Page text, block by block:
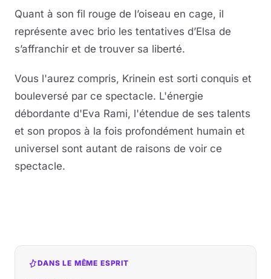
Quant à son fil rouge de l’oiseau en cage, il
représente avec brio les tentatives d’Elsa de
s’affranchir et de trouver sa liberté.
Vous l'aurez compris, Krinein est sorti conquis et
bouleversé par ce spectacle. L'énergie
débordante d'Eva Rami, l'étendue de ses talents
et son propos à la fois profondément humain et
universel sont autant de raisons de voir ce
spectacle.
DANS LE MÊME ESPRIT